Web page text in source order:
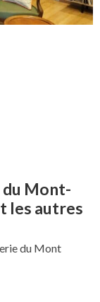
Mont-
les autres
du Mont